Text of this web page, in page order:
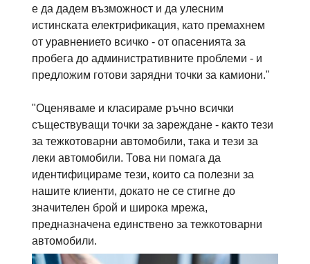
е да дадем възможност и да улесним
истинската електрификация, като премахнем
от уравнението всичко - от опасенията за
пробега до административните проблеми - и
предложим готови зарядни точки за камиони."
"Оценяваме и класираме ръчно всички
съществуващи точки за зареждане - както тези
за тежкотоварни автомобили, така и тези за
леки автомобили. Това ни помага да
идентифицираме тези, които са полезни за
нашите клиенти, докато не се стигне до
значителен брой и широка мрежа,
предназначена единствено за тежкотоварни
автомобили.